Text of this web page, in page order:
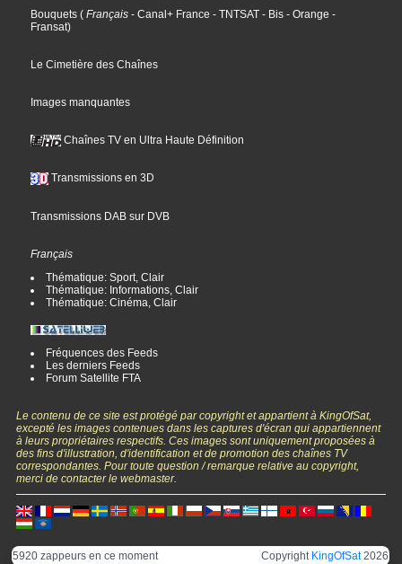
Bouquets ( Français - Canal+ France - TNTSAT - Bis - Orange -
Fransat)
Le Cimetière des Chaînes
Images manquantes
Chaînes TV en Ultra Haute Définition
Transmissions en 3D
Transmissions DAB sur DVB
Français
Thématique: Sport, Clair
Thématique: Informations, Clair
Thématique: Cinéma, Clair
Fréquences des Feeds
Les derniers Feeds
Forum Satellite FTA
Le contenu de ce site est protégé par copyright et appartient à KingOfSat,
excepté les images contenues dans les captures d'écran qui appartiennent
à leurs propriétaires respectifs. Ces images sont uniquement proposées à
des fins d'illustration, d'identification et de promotion des chaînes TV
correspondantes. Pour toute question / remarque relative au copyright,
merci de contacter le webmaster.
5920 zappeurs en ce moment Copyright KingOfSat2026